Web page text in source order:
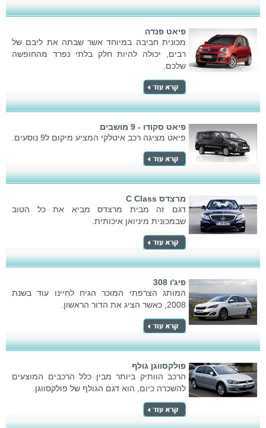
פיאט פנדה
מכונית חביבה במיוחד אשר שבתה את ליבם של
רבים, יכולה להיות חלק בלתי נפרד מהחופשה
שלכם.
פיאט סקודו - 9 מושבים
פיאט מציגה רכב איטלקי המציע מיקום ל9 נוסעים.
מרצדס C Class
דגם זה מבית מרצדס מביא את כל הטוב
שבמכונית מיניואן איכותית.
פיג'ו 308
המותג הצרפתי המוכר הגיח לחיינו עוד בשנת
2008, כאשר הציג את הדור הראשון.
פולקסווגן גולף
הרכב הוותיק ביותר מבין כלל הרכבים המוצעים
להשכרה כיום, הוא דגם הגולף של פולקסווגן.